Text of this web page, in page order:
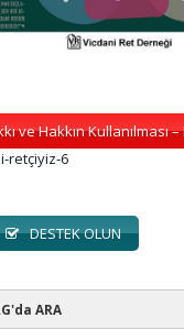
ve Hakkın Kullanılması
DESTEK OLUN
ARA